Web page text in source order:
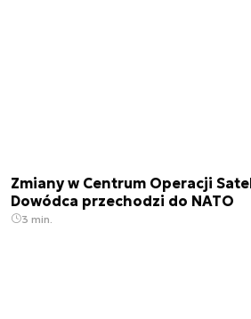
Zmiany w Centrum Operacji
Dowódca przechodzi do NATO
3 min.